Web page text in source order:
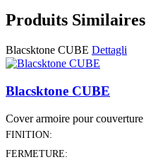
Produits Similaires
Blacsktone CUBE Dettagli
Blacsktone CUBE
Cover armoire pour couverture
FINITION:
FERMETURE: